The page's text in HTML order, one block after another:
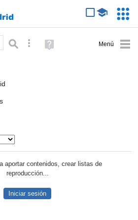
Búsqueda avanzada
Ayuda
(en
aportar contenidos, crear listas de
reproducción...
Iniciar sesión